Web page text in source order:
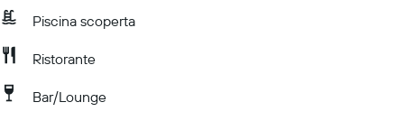
Piscina scoperta
Ristorante
Bar/Lounge